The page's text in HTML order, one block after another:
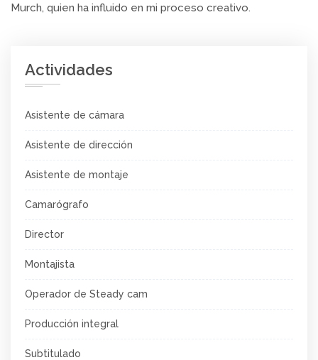
Murch, quien ha influido en mi proceso creativo.
Actividades
Asistente de cámara
Asistente de dirección
Asistente de montaje
Camarógrafo
Director
Montajista
Operador de Steady cam
Producción integral
Subtitulado